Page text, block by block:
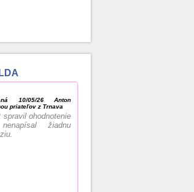
10/05/26 Anton
priateľov z Trnava
spravil ohodnotenie
žiadnu